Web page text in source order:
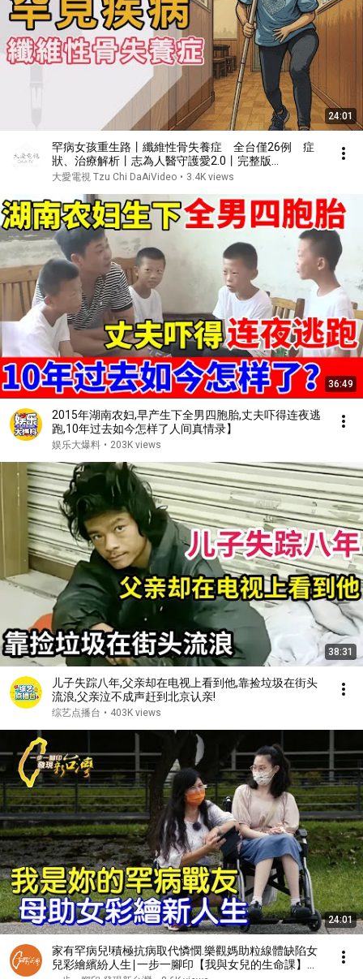
24:01
罕病女孩重生路丨纖維性骨失養症 全台僅26例 症
狀、治療解析丨志為人醫守護愛2.0丨完整版
20250426
大愛電視 Tzu Chi DaAiVideo • 3.4K views
36:49
2015年湖南农妇,早产生下全男四胞胎,丈夫吓得连夜逃
跑,10年过去如今怎样了人间真情录】
娱乐大爆料 • 203K views
38:31
儿子失踪八年,父亲却在电视上看到他,靠捡垃圾在街头
流浪,父亲泣不成声赶到北京认亲!
综艺点播台 • 403K views
24:01
家有罕病兒!積極抗病取代憐憫.樂觀媽助粒線體缺陷女
兒彩繪繽紛人生∣一步一腳印【我與女兒的生命課】